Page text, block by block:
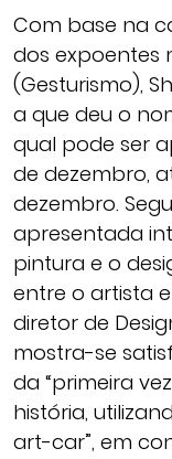
Com base na
dos expoentes
(Gesturismo),
a que deu o
qual pode ser
de dezembro,
dezembro.
apresentada
pintura e o
entre o artista e
diretor de
mostra-se
da “primeira
história,
art-car”, em